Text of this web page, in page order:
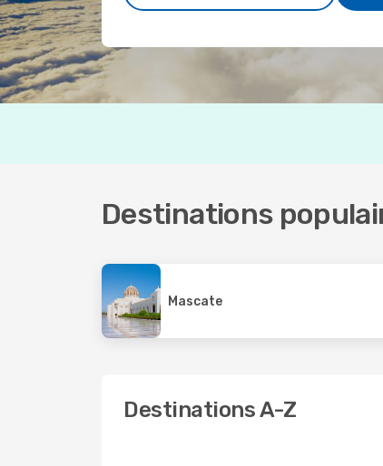
Destinations
Mascate
Destinations A-Z